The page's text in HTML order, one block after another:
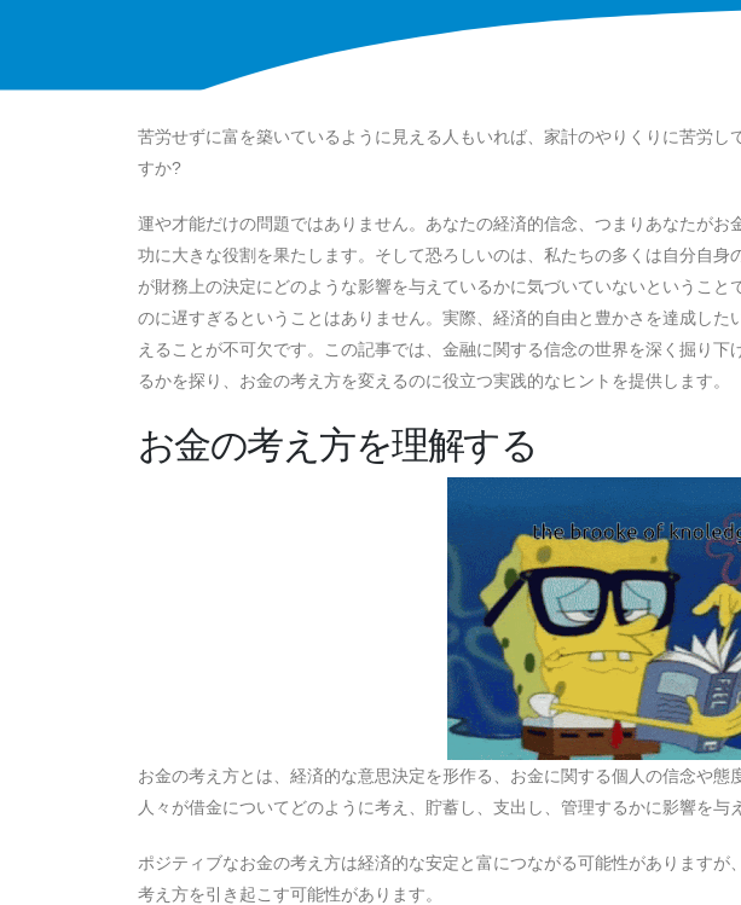
苦労せずに富を築いているように見える人もいれば、家計のやりくりに苦労
すか?
運や才能だけの問題ではありません。あなたの経済的信念、つまりあなたが
功に大きな役割を果たします。そして恐ろしいのは、私たちの多くは自分自
が財務上の決定にどのような影響を与えているかに気づいていないというこ
のに遅すぎるということはありません。実際、経済的自由と豊かさを達成し
えることが不可欠です。この記事では、金融に関する信念の世界を深く掘り
るかを探り、お金の考え方を変えるのに役立つ実践的なヒントを提供します。
お金の考え方を理解する
お金の考え方とは、経済的な意思決定を形作る、お金に関する個人の信念や
人々が借金についてどのように考え、貯蓄し、支出し、管理するかに影響を与
ポジティブなお金の考え方は経済的な安定と富につながる可能性があります
考え方を引き起こす可能性があります。